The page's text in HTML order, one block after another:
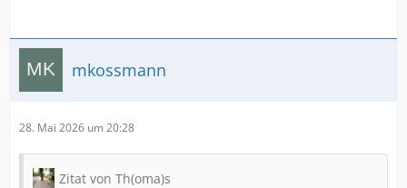
mkossmann
28. Mai 2026 um 20:28
Zitat von Th(oma)s